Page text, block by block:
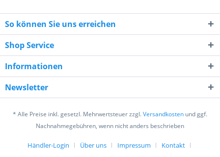
So können Sie uns erreichen
Shop Service
Informationen
Newsletter
* Alle Preise inkl. gesetzl. Mehrwertsteuer zzgl.Versandkosten und ggf.
Nachnahmegebühren, wenn nicht anders beschrieben
Händler-Login Über uns Impressum
Kontakt